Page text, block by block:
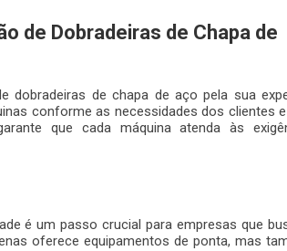
de Dobradeiras de Chapa de
dobradeiras de chapa de aço pela sua
conforme as necessidades dos clientes
que cada máquina atenda às
é um passo crucial para empresas que
oferece equipamentos de ponta, mas